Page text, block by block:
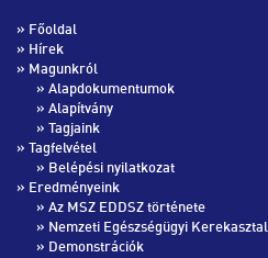
» Főoldal
» Hírek
» Magunkról
» Alapdokumentumok
» Alapítvány
» Tagjaink
» Tagfelvétel
» Belépési nyilatkozat
» Eredményeink
» Az MSZ EDDSZ története
» Nemzeti Egészségügyi Kerekasztal
» Demonstrációk